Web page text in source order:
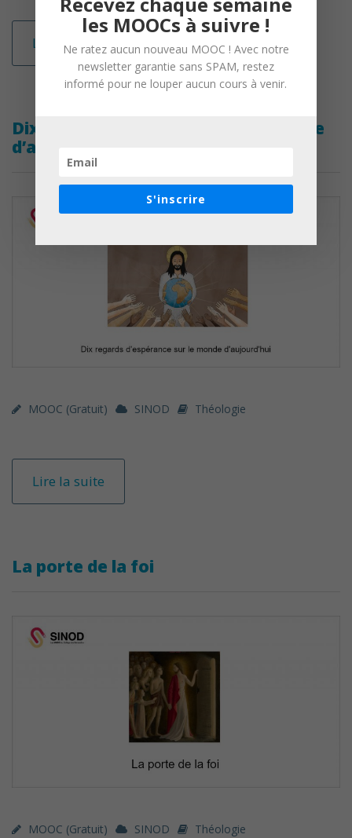
Lire la suite
Dix regards d’espérance sur le monde
d’aujourd’hui
MOOC (gratuit) SINOD Théologie
Lire la suite
La porte de la foi
MOOC (gratuit) SINOD Théologie
les MOOCs à suivre !
Ne ratez aucun nouveau MOOC ! Avec notre
newsletter garantie sans SPAM, restez
informé pour ne louper aucun cours à venir.
S'inscrire